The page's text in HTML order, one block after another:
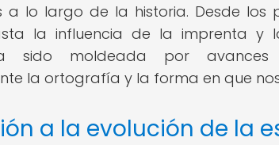
a lo largo de la historia. Desde los
la influencia de la imprenta
sido moldeada por
la ortografía y la forma en que
a la evolución de la